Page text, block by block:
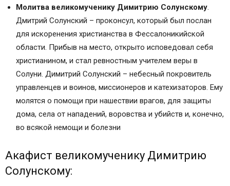
Очищение народными средствами
Народные средства для лечения и
профилактики сердечно-сосудистых
заболеваний
Лечение нервов народными средствами
Особенности лечения народными средствами
Лечение рака народными средствами
Средства народной медицины
Лечение от паразитов народными средствами
Лечение ушей народными средствами
Рецепты народного целителя Омельяна
Рецепты русских народных целителей
Молитва великомученику Димитрию Солунскому.
Дмитрий Солунский – проконсул, который был послан
для искоренения христианства в Фессалоникийской
области. Прибыв на место, открыто исповедовал себя
христианином, и стал ревностным учителем веры в
Солуни. Димитрий Солунский – небесный покровитель
управленцев и воинов, миссионеров и катехизаторов. Ему
молятся о помощи при нашествии врагов, для защиты
дома, села от нападений, воровства и убийств и, конечно,
во всякой немощи и болезни
Акафист великомученику Димитрию
Солунскому: